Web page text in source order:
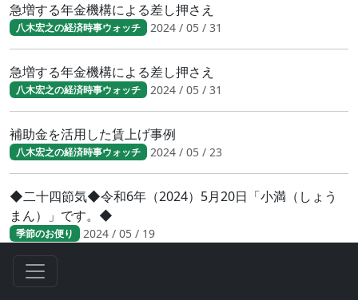
急増する年金機構による差し押さえ
八木宏之の経済時事ウォッチ 2024 / 05 / 31
急増する年金機構による差し押さえ
八木宏之の経済時事ウォッチ 2024 / 05 / 31
補助金を活用した賃上げ事例
八木宏之の経済時事ウォッチ 2024 / 05 / 23
◆二十四節気◆令和6年（2024）5月20日「小満（しょう
まん）」です。◆
季節のお便り 2024 / 05 / 19
「人手不足」関連倒産が急増。 「2024年問題」の直撃を受